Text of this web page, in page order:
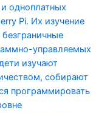
одноплатных
Pi. Их изучение
управляемых
изучают
собирают
программировать